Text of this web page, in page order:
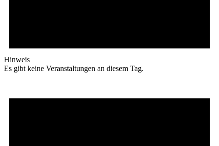
Hinweis
Es gibt keine Veranstaltungen an diesem Tag.